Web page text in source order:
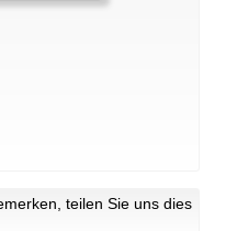
teilen Sie uns dies